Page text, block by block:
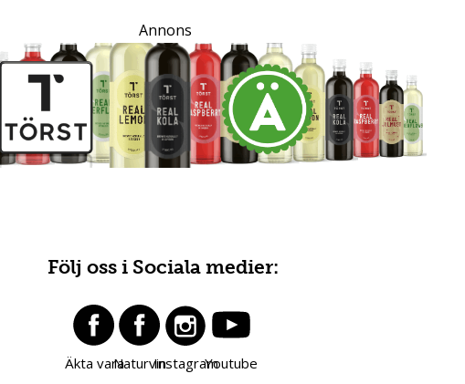
Annons
Följ oss i Sociala medier:
Äkta varaNaturvinInstagramYoutube